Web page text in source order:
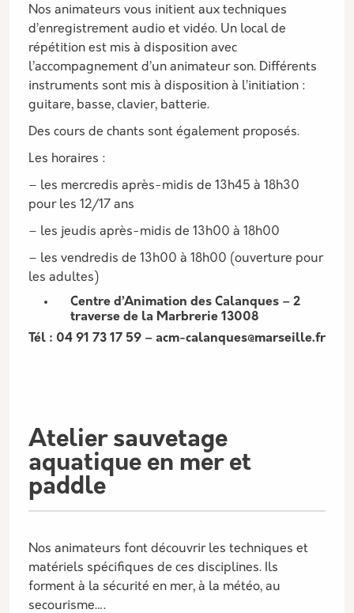
Nos animateurs vous initient aux techniques
d’enregistrement audio et vidéo. Un local de
répétition est mis à disposition avec
l’accompagnement d’un animateur son. Différents
instruments sont mis à disposition à l’initiation :
guitare, basse, clavier, batterie.
Des cours de chants sont également proposés.
Les horaires :
– les mercredis après-midis de 13h45 à 18h30
pour les 12/17 ans
– les jeudis après-midis de 13h00 à 18h00
– les vendredis de 13h00 à 18h00 (ouverture pour
les adultes)
Centre d’Animation des Calanques – 2
traverse de la Marbrerie 13008
Tél : 04 91 73 17 59 – acm-calanques@marseille.fr
Atelier sauvetage
aquatique en mer et
paddle
Nos animateurs font découvrir les techniques et
matériels spécifiques de ces disciplines. Ils
forment à la sécurité en mer, à la météo, au
secourisme….